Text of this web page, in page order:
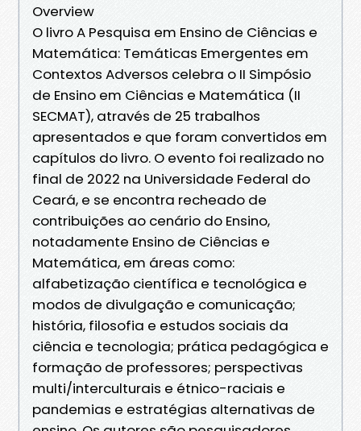
Overview
O livro A Pesquisa em Ensino de Ciências e
Matemática: Temáticas Emergentes em
Contextos Adversos celebra o II Simpósio
de Ensino em Ciências e Matemática (II
SECMAT), através de 25 trabalhos
apresentados e que foram convertidos em
capítulos do livro. O evento foi realizado no
final de 2022 na Universidade Federal do
Ceará, e se encontra recheado de
contribuições ao cenário do Ensino,
notadamente Ensino de Ciências e
Matemática, em áreas como:
alfabetização científica e tecnológica e
modos de divulgação e comunicação;
história, filosofia e estudos sociais da
ciência e tecnologia; prática pedagógica e
formação de professores; perspectivas
multi/interculturais e étnico-raciais e
pandemias e estratégias alternativas de